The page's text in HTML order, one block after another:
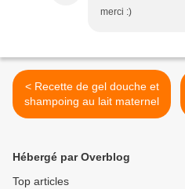
merci :)
< Recette de gel douche et
shampoing au lait maternel
Hébergé par Overblog
Top articles